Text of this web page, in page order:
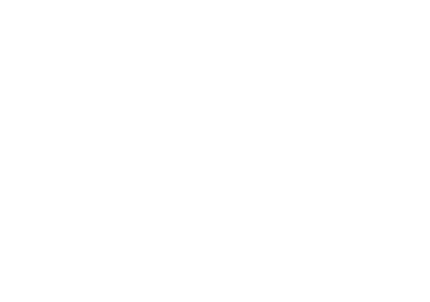
Antrags Südtirols regionale und saisonale
Leiter Reber.
freiwillig. Neu und zu begrüßen ist die Regelung, dass
wenn diese Angabe nicht stimmen. Zwar nur mit
Produkte leichter ihren Weg in die Warenkörbe
ausgeschildert und oft muss der Kunde gezielt
werden meist inmitten anderer Produkte
mit Direktvermarktern, Erzeugerorganisationen,
alle lokalen Erzeugnisse gemeinsam zu finden sind.
seinen Einkaufskorb mit jenen Produkten ergänzen, die er